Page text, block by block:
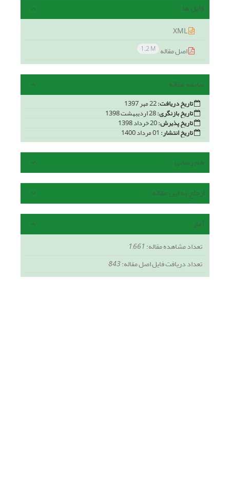
فایل ها
اصل مقاله 1.2 M
سابقه مقاله
تاریخ دریافت:
تاریخ بازنگری:
تاریخ پذیرش:
تاریخ انتشار:
هم رسانی
ارجاع به این مقاله
آمار
تعداد مشاهده مقاله:1,661
تعداد دریافت فایل اصل مقاله:843